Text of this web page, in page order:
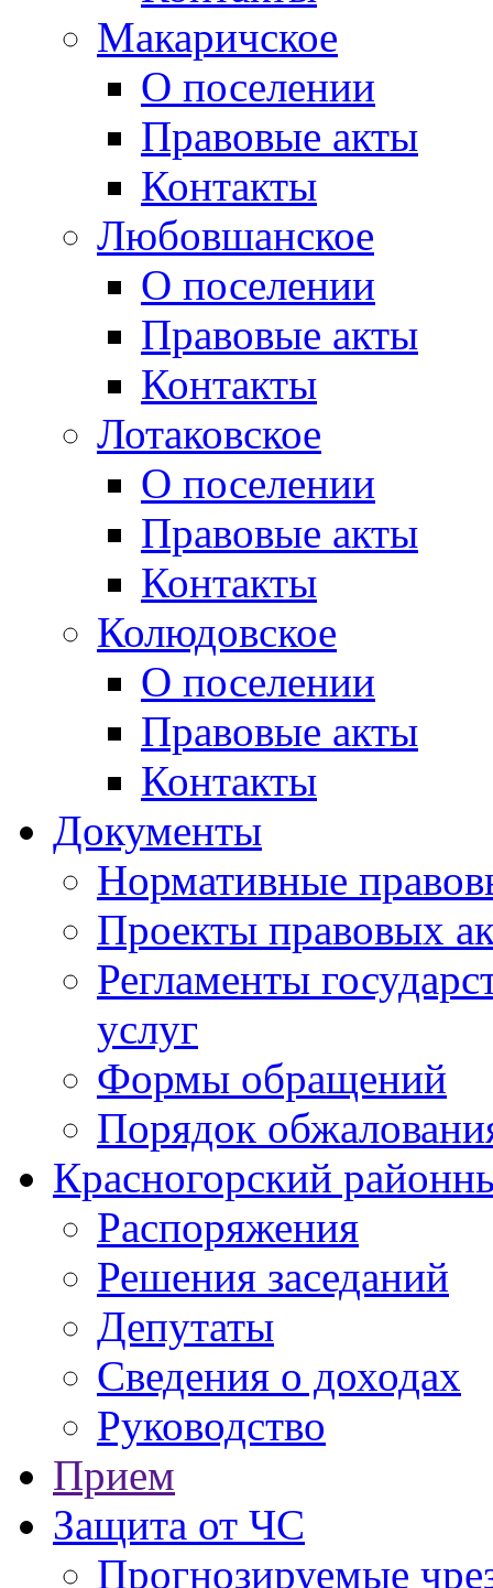
Макаричское
О поселении
Правовые акты
Контакты
Любовшанское
О поселении
Правовые акты
Контакты
Лотаковское
О поселении
Правовые акты
Контакты
Колюдовское
О поселении
Правовые акты
Контакты
Документы
Нормативные
Проекты правовых
Регламенты
услуг
Формы обращений
Порядок
Красногорский
Распоряжения
Решения заседаний
Депутаты
Сведения о доходах
Руководство
Прием
Защита от ЧС
Прогнозируемые